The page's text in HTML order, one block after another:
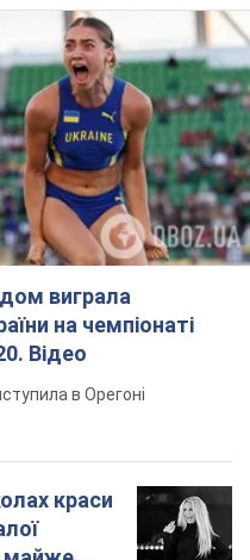
на чемпіонаті
Відео
в Орегоні
краси
майже
не
бік
її